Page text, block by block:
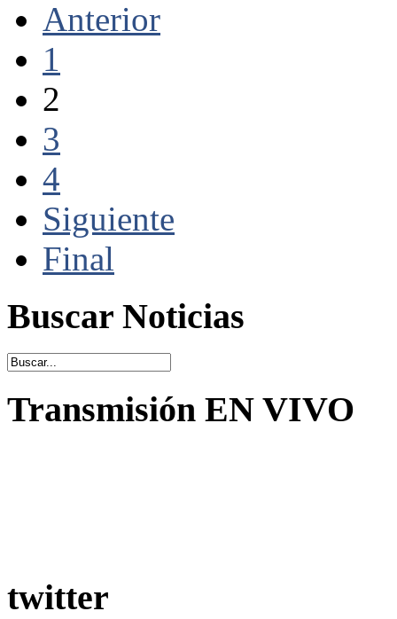
Anterior
1
2
3
4
Siguiente
Final
Buscar Noticias
Transmisión EN VIVO
twitter